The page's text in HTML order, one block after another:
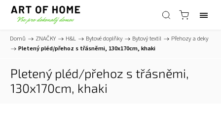
Domů / ZNAČKY / H&L / Bytové doplňky / Bytový textil /
Přehozy a deky
/
Pletený pléd/přehoz s třásněmi, 130x170cm, khaki
Pletený pléd/přehoz s třásněmi,
130x170cm, khaki